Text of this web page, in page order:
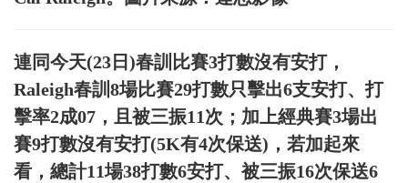
連同今天(23日)春訓比賽3打數沒有安打，
Raleigh春訓8場比賽29打數只擊出6支安打、打
擊率2成07，且被三振11次；加上經典賽3場出
賽9打數沒有安打(5K有4次保送)，若加起來
看，總計11場38打數6安打、被三振16次保送6